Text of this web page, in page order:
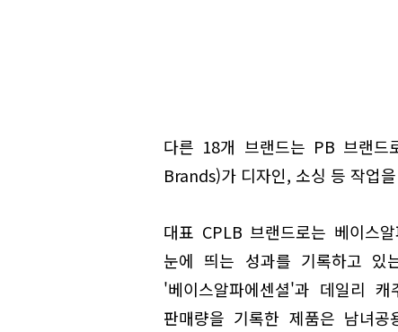
다른 18개 브랜드는 PB 브랜
Brands)가 디자인, 소싱 등 작업
대표 CPLB 브랜드로는 베이스
눈에 띄는 성과를 기록하고 있
'베이스알파에센셜'과 데일리
판매량을 기록한 제품은 남녀